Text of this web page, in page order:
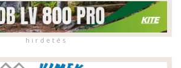
h i r d e t é s